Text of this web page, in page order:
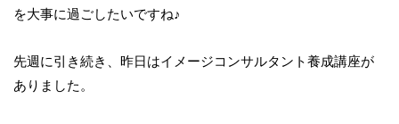
を大事に過ごしたいですね♪
先週に引き続き、昨日はイメージコンサルタント養成講座が
ありました。